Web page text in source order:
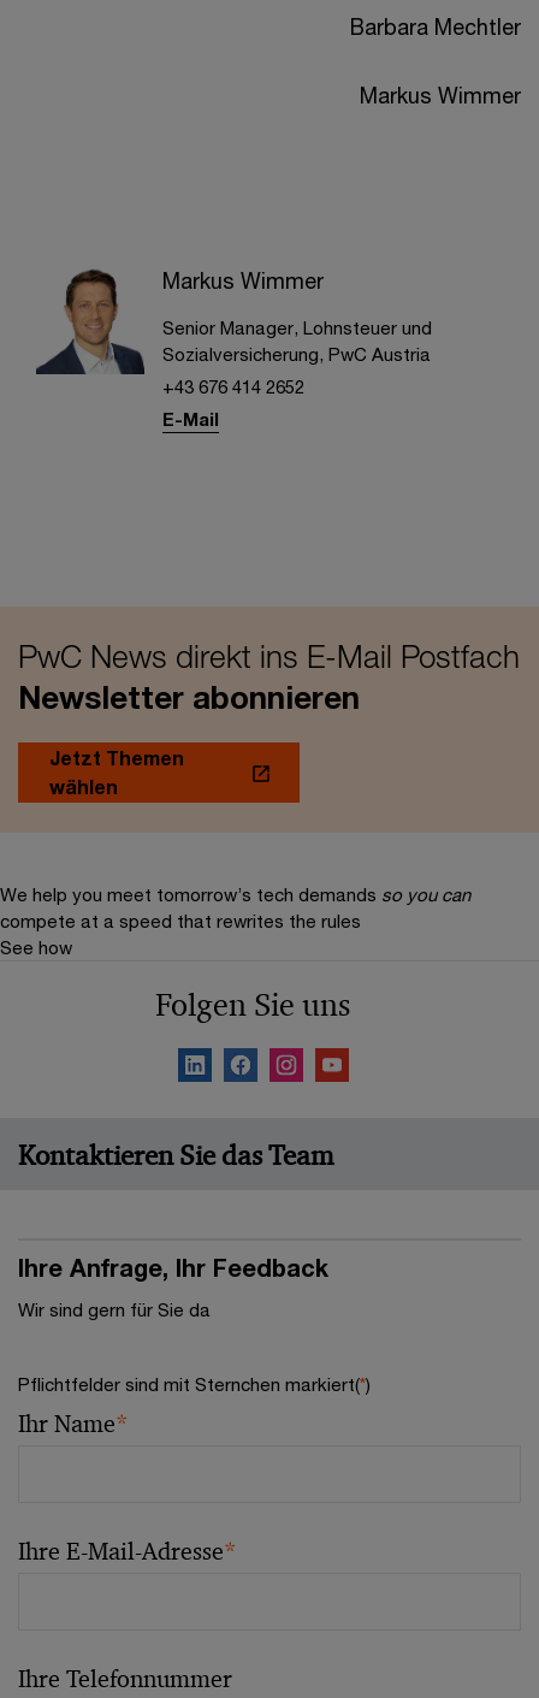
Barbara Mechtler
Markus Wimmer
Markus Wimmer
Senior Manager, Lohnsteuer und
Sozialversicherung, PwC Austria
+43 676 414 2652
E-Mail
PwC News direkt ins E-Mail Postfach
Newsletter abonnieren
Jetzt Themen
wählen
We help you meet tomorrow’s tech demands so you can
compete at a speed that rewrites the rules
See how
Folgen Sie uns
Kontaktieren Sie das Team
Ihre Anfrage, Ihr Feedback
Wir sind gern für Sie da
Pflichtfelder sind mit Sternchen markiert(*)
Ihr Name*
Ihre E-Mail-Adresse*
Ihre Telefonnummer